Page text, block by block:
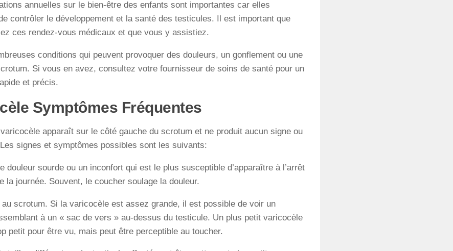
annuelles sur le bien-être des enfants sont importantes car elles
contrôler le développement et la santé des testicules. Il est important que
ces rendez-vous médicaux et que vous y assistiez.
conditions qui peuvent provoquer des douleurs, un gonflement ou une
Si vous en avez, consultez votre fournisseur de soins de santé pour un
et précis.
Symptômes Fréquentes
apparaît sur le côté gauche du scrotum et ne produit aucun signe ou
signes et symptômes possibles sont les suivants:
douleur sourde ou un inconfort qui est le plus susceptible d’apparaître à l’arrêt
la journée. Souvent, le coucher soulage la douleur.
au scrotum. Si la varicocèle est assez grande, il est possible de voir un
à un « sac de vers » au-dessus du testicule. Un plus petit varicocèle
petit pour être vu, mais peut être perceptible au toucher.